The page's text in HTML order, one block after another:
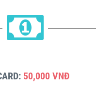
50,000 VNĐ